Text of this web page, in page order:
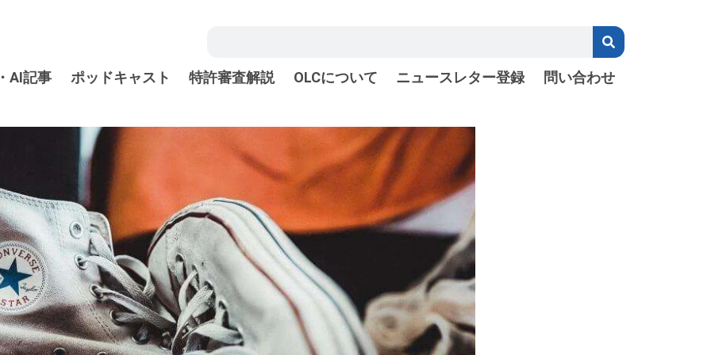
AI記事 ポッドキャスト 特許審査解説 OLCについて ニュースレター登録 問い合わせ